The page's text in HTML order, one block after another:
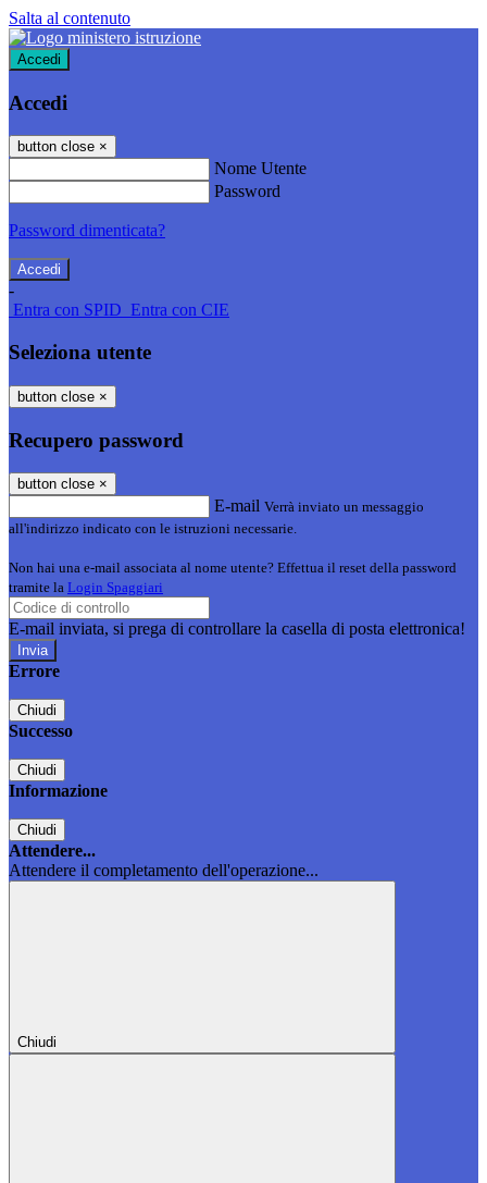
Salta al contenuto
Accedi
Accedi
button close ×
Nome Utente
Password
Password dimenticata?
-
Entra con SPID Entra con CIE
Seleziona utente
button close ×
Recupero password
button close ×
E-mail Verrà inviato un messaggio
all'indirizzo indicato con le istruzioni necessarie.
Non hai una e-mail associata al nome utente? Effettua il reset della password
tramite la Login Spaggiari
E-mail inviata, si prega di controllare la casella di posta elettronica!
Errore
Chiudi
Successo
Chiudi
Informazione
Chiudi
Attendere...
Attendere il completamento dell'operazione...
Chiudi